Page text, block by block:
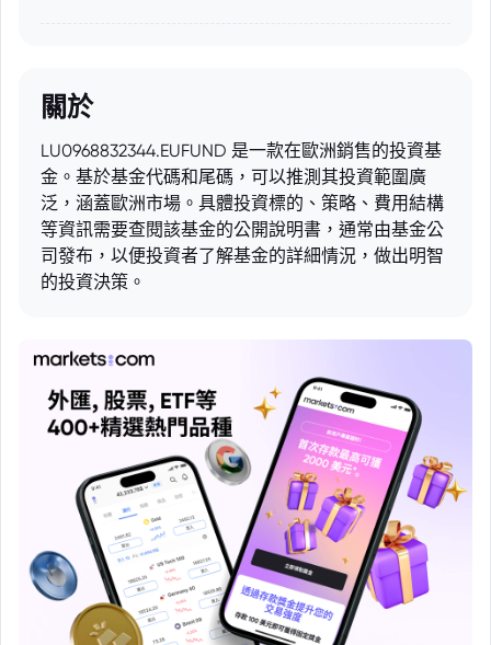
關於
LU0968832344.EUFUND 是一款在歐洲銷售的投資基
金。基於基金代碼和尾碼，可以推測其投資範圍廣
泛，涵蓋歐洲市場。具體投資標的、策略、費用結構
等資訊需要查閱該基金的公開說明書，通常由基金公
司發布，以便投資者了解基金的詳細情況，做出明智
的投資決策。